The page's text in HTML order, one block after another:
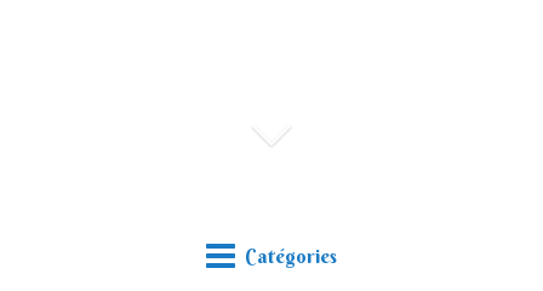
Catégories